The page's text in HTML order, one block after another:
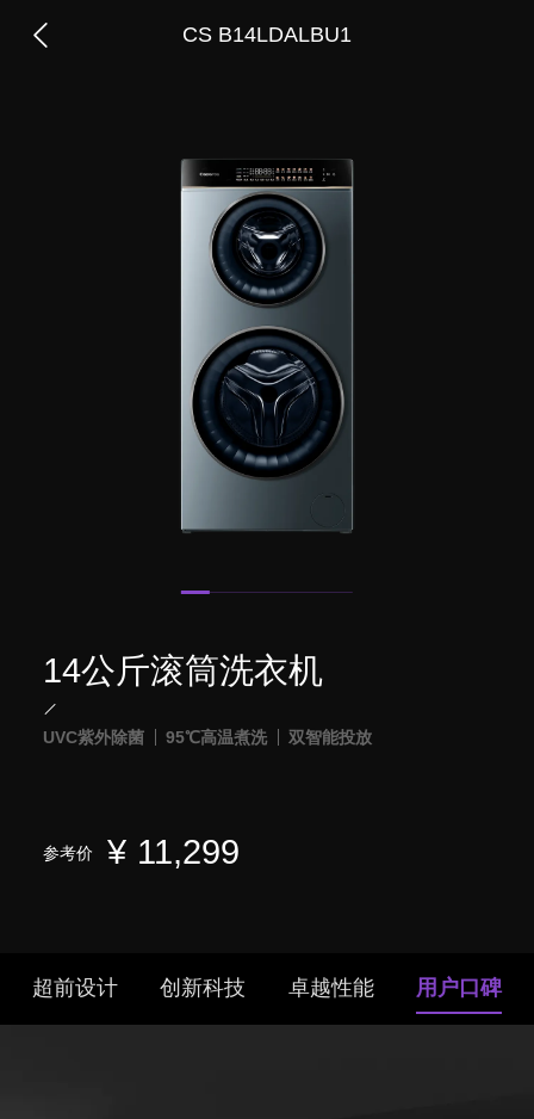
CS B14LDALBU1
14公斤滚筒洗衣机
UVC紫外除菌 95℃高温煮洗 双智能投放
参考价 ¥ 11,299
超前设计 创新科技 卓越性能 用户口碑